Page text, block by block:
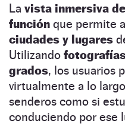
La vista inmersiva
función que permite
ciudades y lugares
Utilizando
grados, los usuarios
virtualmente a lo
senderos como si
conduciendo por ese